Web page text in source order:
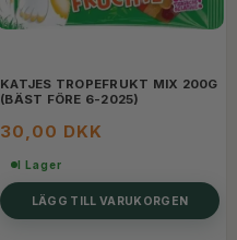
KATJES TROPEFRUKT MIX 200G
(BÄST FÖRE 6-2025)
30,00 DKK
I Lager
LÄGG TILL VARUKORGEN